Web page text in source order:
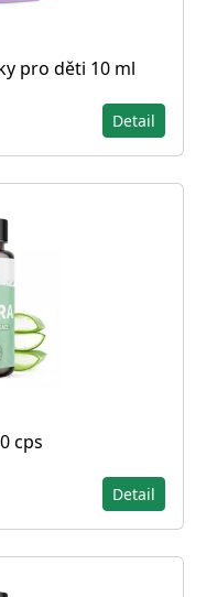
pro děti 10 ml
Detail
cps
Detail